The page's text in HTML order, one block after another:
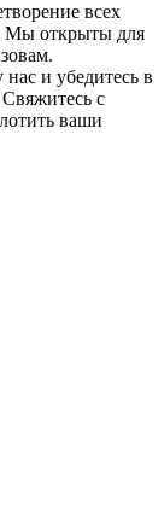
всех
Мы открыты для
и убедитесь в
с
ваши